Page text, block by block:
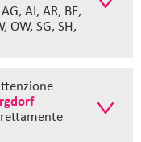
AI, AR, BE,
OW, SG, SH,